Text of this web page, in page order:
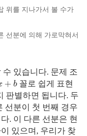
위를 지나가서 볼 수가
선분에 의해 가로막혀서
있습니다. 문제 조
+ b 꼴로 쉽게 표현
판별하면 됩니다. 두
선분이 첫 번째 경우
. 이 다른 선분은 현
있으며, 우리가 찾